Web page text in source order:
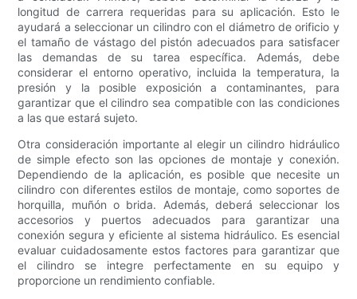
longitud de carrera requeridas para su aplicación. Esto le
ayudará a seleccionar un cilindro con el diámetro de orificio y
el tamaño de vástago del pistón adecuados para satisfacer
las demandas de su tarea específica. Además, debe
considerar el entorno operativo, incluida la temperatura, la
presión y la posible exposición a contaminantes, para
garantizar que el cilindro sea compatible con las condiciones
a las que estará sujeto.
Otra consideración importante al elegir un cilindro hidráulico
de simple efecto son las opciones de montaje y conexión.
Dependiendo de la aplicación, es posible que necesite un
cilindro con diferentes estilos de montaje, como soportes de
horquilla, muñón o brida. Además, deberá seleccionar los
accesorios y puertos adecuados para garantizar una
conexión segura y eficiente al sistema hidráulico. Es esencial
evaluar cuidadosamente estos factores para garantizar que
el cilindro se integre perfectamente en su equipo y
proporcione un rendimiento confiable.